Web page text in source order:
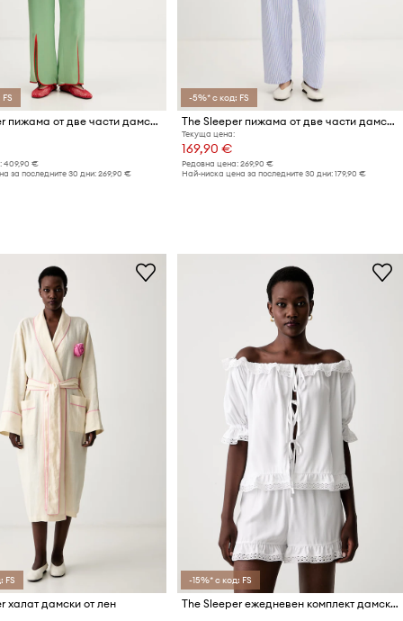
The Sleeper пижама от две части дамска от вискоза
409,90 €
за последните 30 дни: 269,90 €
-5%* с код: FS
The Sleeper пижама от две части дамска от памук
Текуща цена:
169,90 €
Редовна цена: 269,90 €
Най-ниска цена за последните 30 дни: 179,90 €
FS
халат дамски от лен
-15%* с код: FS
The Sleeper ежедневен комплект дамски от вискоза